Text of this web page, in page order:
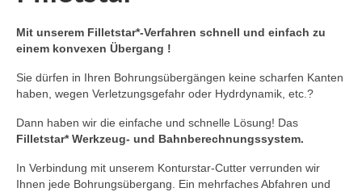
Mit unserem Filletstar*-Verfahren schnell und einfach zu
einem konvexen Übergang !
Sie dürfen in Ihren Bohrungsübergängen keine scharfen Kanten
haben, wegen Verletzungsgefahr oder Hydrdynamik, etc.?
Dann haben wir die einfache und schnelle Lösung! Das
Filletstar* Werkzeug- und Bahnberechnungssystem.
In Verbindung mit unserem Konturstar-Cutter verrunden wir
Ihnen jede Bohrungsübergang. Ein mehrfaches Abfahren und